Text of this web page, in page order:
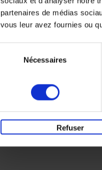
partenaires de médias
vous leur avez fournies ou
Nécessaires
Refuser